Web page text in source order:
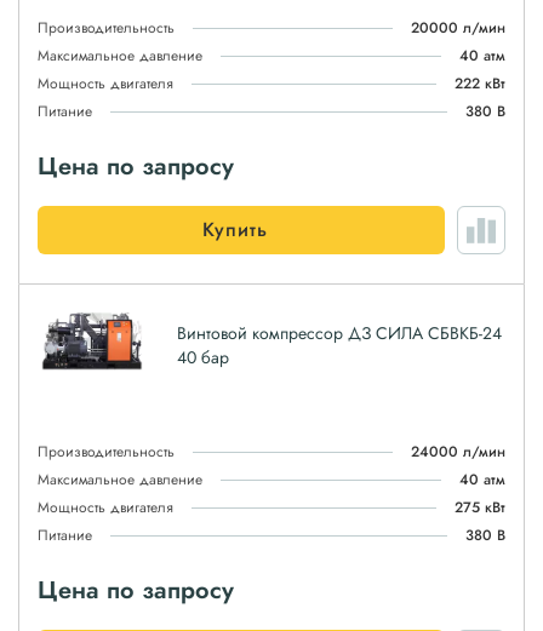
Производительность
20000 л/мин
Максимальное давление
40 атм
Мощность двигателя
222 кВт
Питание
380 В
Цена по запросу
Купить
Винтовой компрессор ДЗ СИЛА СБВКБ-24
40 бар
Производительность
24000 л/мин
Максимальное давление
40 атм
Мощность двигателя
275 кВт
Питание
380 В
Цена по запросу